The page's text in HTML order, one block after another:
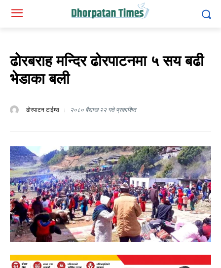
ढोरबराह मन्दिर ढोरपाटनमा ५ सय बढी
भेडाका बली
ढोरपाटन टाईम्स २०८० बैशाख २२ गते प्रकाशित